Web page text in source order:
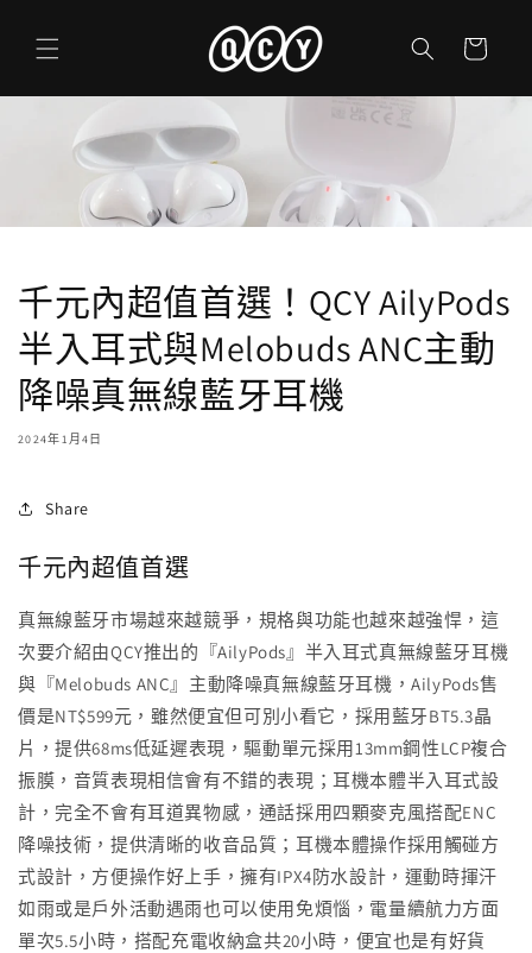
容
物
千元內超值首選！QCY AilyPods
半入耳式與Melobuds ANC主動
降噪真無線藍牙耳機
2024年1月4日
Share
千元內超值首選
真無線藍牙市場越來越競爭，規格與功能也越來越強悍，這
次要介紹由QCY推出的『AilyPods』半入耳式真無線藍牙耳機
與『Melobuds ANC』主動降噪真無線藍牙耳機，AilyPods售
價是NT$599元，雖然便宜但可別小看它，採用藍牙BT5.3晶
片，提供68ms低延遲表現，驅動單元採用13mm鋼性LCP複合
振膜，音質表現相信會有不錯的表現；耳機本體半入耳式設
計，完全不會有耳道異物感，通話採用四顆麥克風搭配ENC
降噪技術，提供清晰的收音品質；耳機本體操作採用觸碰方
式設計，方便操作好上手，擁有IPX4防水設計，運動時揮汗
如雨或是戶外活動遇雨也可以使用免煩惱，電量續航力方面
單次5.5小時，搭配充電收納盒共20小時，便宜也是有好貨